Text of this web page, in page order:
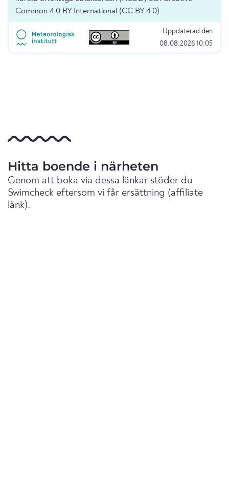
Common 4.0 BY International (CC BY 4.0).
Uppdaterad den
08.08.2026 10:05
Hitta boende i närheten
Genom att boka via dessa länkar stöder du
Swimcheck eftersom vi får ersättning (affiliate
länk).